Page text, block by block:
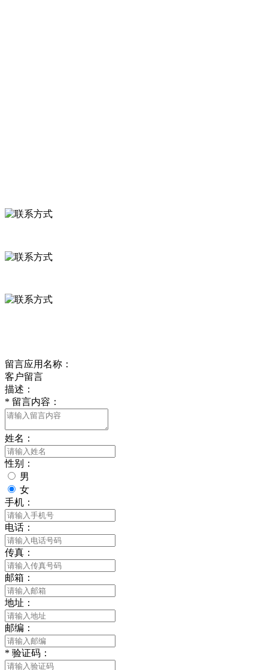
留言应用名称：
客户留言
描述：
* 留言内容：
姓名：
性别：
男
女
手机：
电话：
传真：
邮箱：
地址：
邮编：
* 验证码：